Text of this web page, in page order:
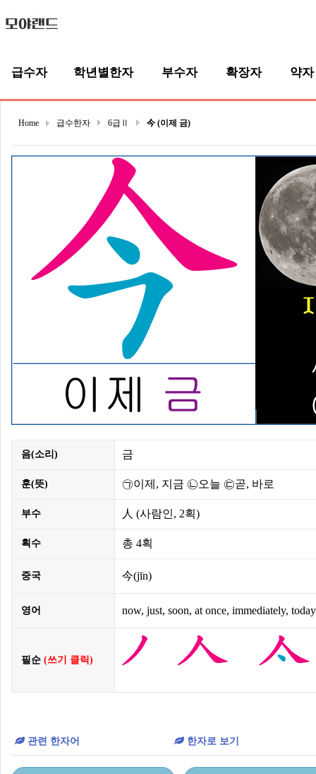
급수자 학년별한자 부수자 확장자 약자
Home 급수한자 6급Ⅱ 今 (이제 금)
음(소리) 금
훈(뜻) ㉠이제, 지금 ㉡오늘 ㉢곧, 바로
부수 人 (사람인, 2획)
획수 총 4획
중국 今(jīn)
영어 now, just, soon, at once, immediately, today
필순 (쓰기 클릭)
관련 한자어 한자로 보기